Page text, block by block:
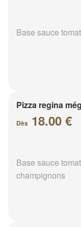
Base sauce
Pizza regina
Dès 18.00 €
Base sauce
champignons